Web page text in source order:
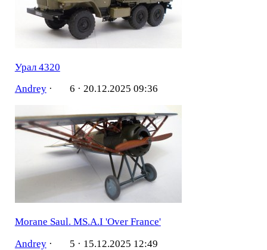
Урал 4320
Andrey· 6 · 20.12.2025 09:36
Morane Saul. MS.A.I 'Over France'
Andrey· 5 · 15.12.2025 12:49